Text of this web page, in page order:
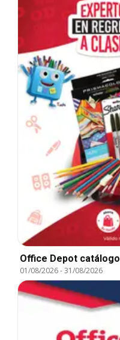
Office Depot catálogo
01/08/2026-31/08/2026